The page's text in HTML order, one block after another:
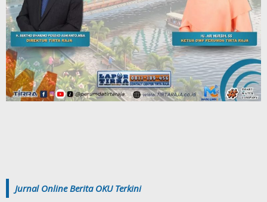
Jurnal Online Berita OKU Terkini